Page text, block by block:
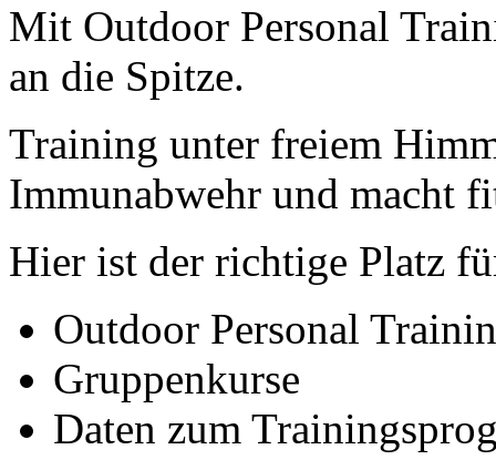
Mit Outdoor Personal
an die Spitze.
Training unter freiem
Immunabwehr und macht
Hier ist der richtige Platz
Outdoor Personal
Gruppenkurse
Daten zum